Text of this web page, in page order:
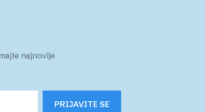
najnovije
PRIJAVITE SE